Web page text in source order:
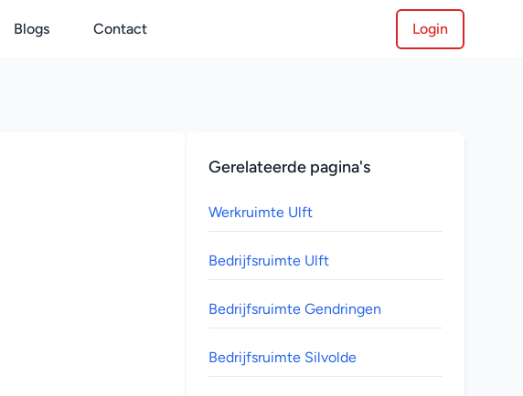
Blogs Contact Login
Gerelateerde pagina's
Werkruimte Ulft
Bedrijfsruimte Ulft
Bedrijfsruimte Gendringen
Bedrijfsruimte Silvolde